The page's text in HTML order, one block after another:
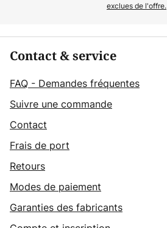
exclues de l'offre.
Contact & service
FAQ - Demandes fréquentes
Suivre une commande
Contact
Frais de port
Retours
Modes de paiement
Garanties des fabricants